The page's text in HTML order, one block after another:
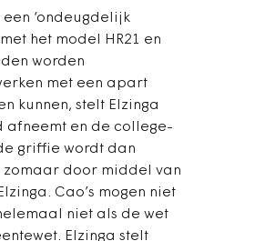
‘ondeugdelijk
het model HR21 en
worden
met een apart
kunnen, stelt Elzinga
afneemt en de college-
griffie wordt dan
door middel van
Cao’s mogen niet
niet als de wet
Elzinga stelt